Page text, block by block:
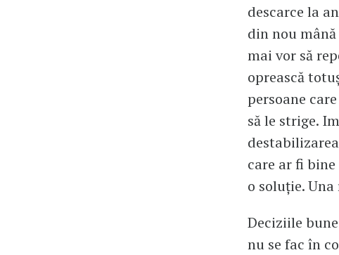
descarce la
din nou
mai vor să
oprească
persoane
să le strige.
care ar fi
o soluție.
Deciziile
nu se fac în